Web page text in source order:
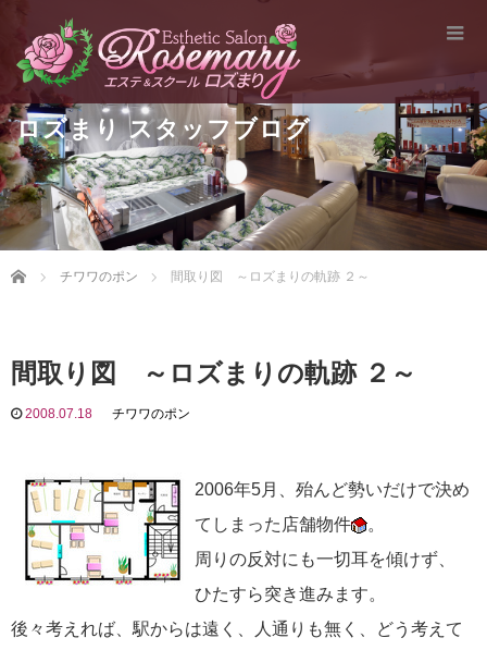
ロズまり スタッフブログ
Home チワワのポン 間取り図 ～ロズまりの軌跡 ２～
間取り図 ～ロズまりの軌跡 ２～
2008.07.18 チワワのポン
2006年5月、殆んど勢いだけで決め
てしまった店舗物件
。
周りの反対にも一切耳を傾けず、
ひたすら突き進みます。
後々考えれば、駅からは遠く、人通りも無く、どう考えて